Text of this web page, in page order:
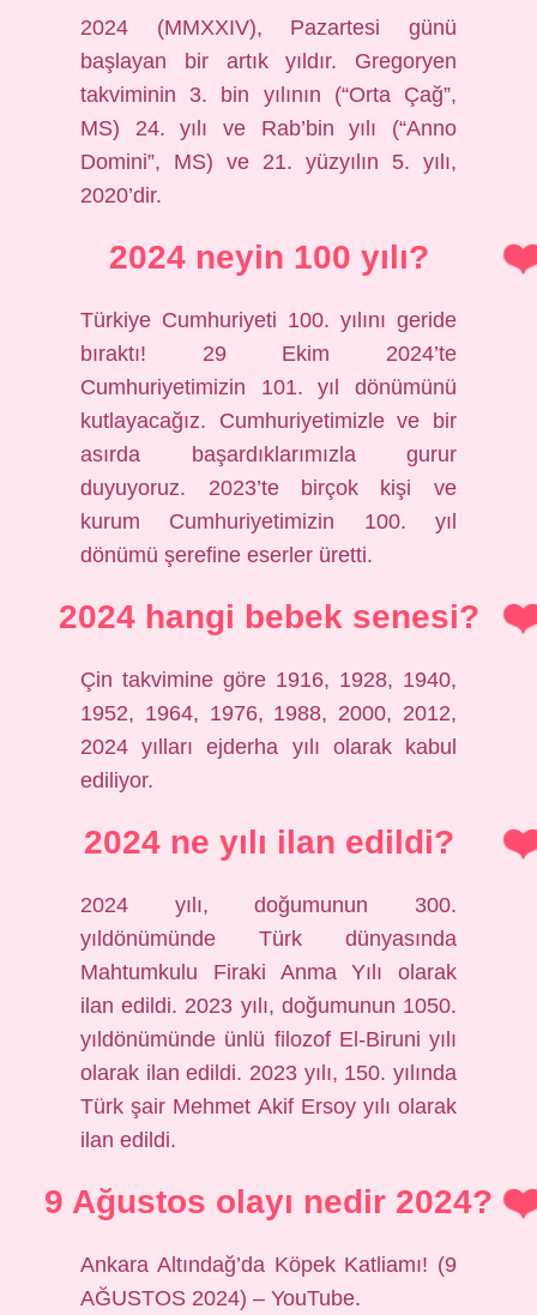
2024 (MMXXIV), Pazartesi günü
başlayan bir artık yıldır. Gregoryen
takviminin 3. bin yılının (“Orta Çağ”,
MS) 24. yılı ve Rab’bin yılı (“Anno
Domini”, MS) ve 21. yüzyılın 5. yılı,
2020’dir.
2024 neyin 100 yılı?
Türkiye Cumhuriyeti 100. yılını geride
bıraktı! 29 Ekim 2024’te
Cumhuriyetimizin 101. yıl dönümünü
kutlayacağız. Cumhuriyetimizle ve bir
asırda başardıklarımızla gurur
duyuyoruz. 2023’te birçok kişi ve
kurum Cumhuriyetimizin 100. yıl
dönümü şerefine eserler üretti.
2024 hangi bebek senesi?
Çin takvimine göre 1916, 1928, 1940,
1952, 1964, 1976, 1988, 2000, 2012,
2024 yılları ejderha yılı olarak kabul
ediliyor.
2024 ne yılı ilan edildi?
2024 yılı, doğumunun 300.
yıldönümünde Türk dünyasında
Mahtumkulu Firaki Anma Yılı olarak
ilan edildi. 2023 yılı, doğumunun 1050.
yıldönümünde ünlü filozof El-Biruni yılı
olarak ilan edildi. 2023 yılı, 150. yılında
Türk şair Mehmet Akif Ersoy yılı olarak
ilan edildi.
9 Ağustos olayı nedir 2024?
Ankara Altındağ’da Köpek Katliamı! (9
AĞUSTOS 2024) – YouTube.